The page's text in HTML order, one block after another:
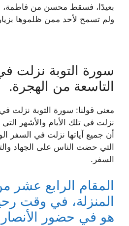
بعيدًا، فسقط محسن من
ولم تسمح لأحد ممن ظلموها
سورة التوبة نزلت
التاسعة من الهجرة.
معنى قولنا: سورة التوبة نزلت
نزلت في تلك الأيام والأشهر
أن جميع آياتها نزلت في السفر
التي حضت الناس على الجهاد
السفر.
المقام الرابع عشر
المنزلة، في وقت
هو في حضور الأنصار